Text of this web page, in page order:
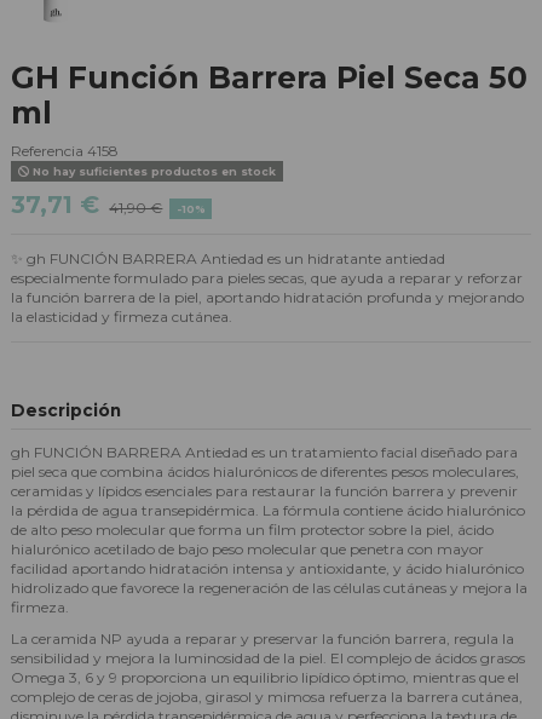
GH Función Barrera Piel Seca 50
ml
Referencia 4158
No hay suficientes productos en stock
37,71 € 41,90 € -10%
✨ gh FUNCIÓN BARRERA Antiedad es un hidratante antiedad
especialmente formulado para pieles secas, que ayuda a reparar y reforzar
la función barrera de la piel, aportando hidratación profunda y mejorando
la elasticidad y firmeza cutánea.
Descripción
gh FUNCIÓN BARRERA Antiedad es un tratamiento facial diseñado para
piel seca que combina ácidos hialurónicos de diferentes pesos moleculares,
ceramidas y lípidos esenciales para restaurar la función barrera y prevenir
la pérdida de agua transepidérmica. La fórmula contiene ácido hialurónico
de alto peso molecular que forma un film protector sobre la piel, ácido
hialurónico acetilado de bajo peso molecular que penetra con mayor
facilidad aportando hidratación intensa y antioxidante, y ácido hialurónico
hidrolizado que favorece la regeneración de las células cutáneas y mejora la
firmeza.
La ceramida NP ayuda a reparar y preservar la función barrera, regula la
sensibilidad y mejora la luminosidad de la piel. El complejo de ácidos grasos
Omega 3, 6 y 9 proporciona un equilibrio lipídico óptimo, mientras que el
complejo de ceras de jojoba, girasol y mimosa refuerza la barrera cutánea,